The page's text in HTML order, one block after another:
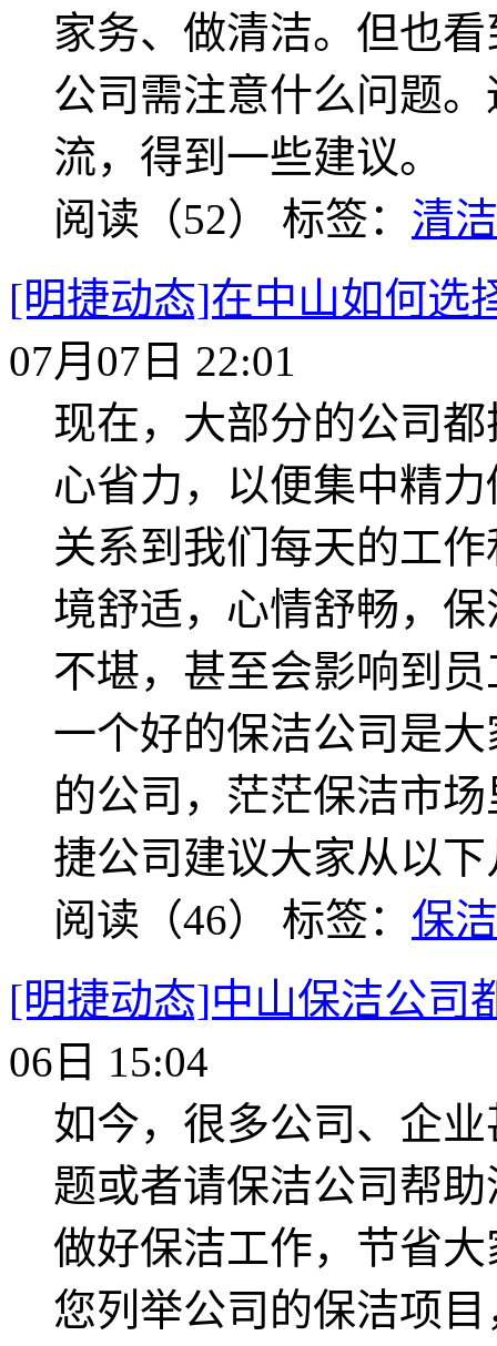
家务、做清洁。但也
公司需注意什么问题
流，得到一些建议。
阅读（52） 标签： 清
[明捷动态]在中山如何选
07月07日 22:01
现在，大部分的公司
心省力，以便集中精
关系到我们每天的工
境舒适，心情舒畅，
不堪，甚至会影响到
一个好的保洁公司是
的公司，茫茫保洁市
捷公司建议大家从以
阅读（46） 标签： 保
[明捷动态]中山保洁公司
06日 15:04
如今，很多公司、企
题或者请保洁公司帮
做好保洁工作，节省
您列举公司的保洁项